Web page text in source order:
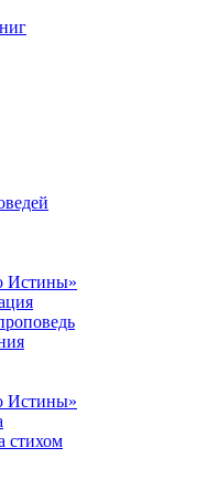
Истины»
Истины»
стихом